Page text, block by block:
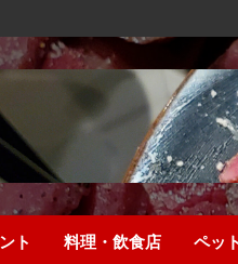
ト 料理・飲食店 ペッ